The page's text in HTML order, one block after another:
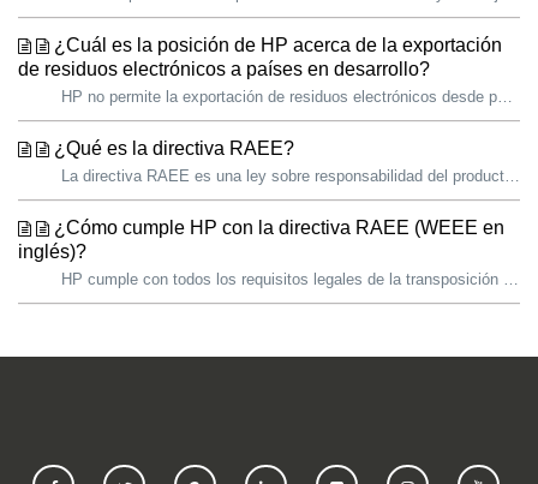
¿Cuál es la posición de HP acerca de la exportación
de residuos electrónicos a países en desarrollo?
HP no permite la exportación de residuos electrónicos desde países desarrollados (Organización para la Cooperación y el Desarrollo Económicos y la Unión Eu...
¿Qué es la directiva RAEE?
La directiva RAEE es una ley sobre responsabilidad del productor que exige a los fabricantes como HP que recuperen y reciclen sus productos una vez que haya...
¿Cómo cumple HP con la directiva RAEE (WEEE en
inglés)?
HP cumple con todos los requisitos legales de la transposición de la Directiva sobre residuos de aparatos eléctricos y electrónicos (RAEE) en las legislaci...